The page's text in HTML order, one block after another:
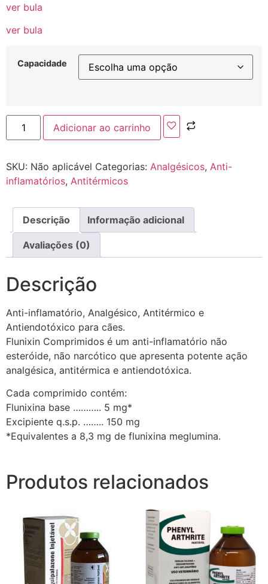
ver bula
ver bula
Capacidade
Adicionar ao carrinho
SKU: Não aplicável Categorias: Analgésicos, Anti-
inflamatórios, Antitérmicos
Descrição Informação adicional
Avaliações (0)
Descrição
Anti-inflamatório, Analgésico, Antitérmico e
Antiendotóxico para cães.
Flunixin Comprimidos é um anti-inflamatório não
esteróide, não narcótico que apresenta potente ação
analgésica, antitérmica e antiendotóxica.
Cada comprimido contém:
Flunixina base ……….. 5 mg*
Excipiente q.s.p. …….. 150 mg
*Equivalentes a 8,3 mg de flunixina meglumina.
Produtos relacionados